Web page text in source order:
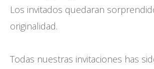
Los invitados quedaran
originalidad.
Todas nuestras invitaciones has